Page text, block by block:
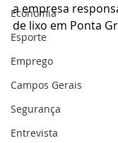
Economia
Esporte
Emprego
Campos Gerais
Segurança
Entrevista
a empresa
de lixo em Ponta